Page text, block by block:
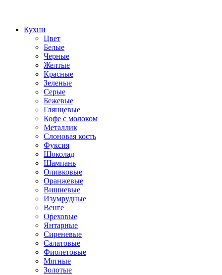
Кухни
Цвет
Белые
Черные
Желтые
Красные
Зеленые
Серые
Бежевые
Глянцевые
Кофе с молоком
Металлик
Слоновая кость
Фуксия
Шоколад
Шампань
Оливковые
Оранжевые
Вишневые
Изумрудные
Венге
Ореховые
Янтарные
Сиреневые
Салатовые
Фиолетовые
Мятные
Золотые